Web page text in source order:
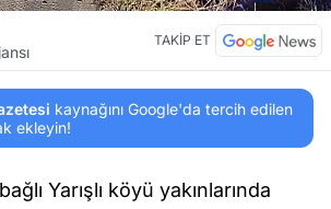
TAKİP ET
kaynağını Google'da tercih edilen
ekleyin!
Yarışlı köyü yakınlarında